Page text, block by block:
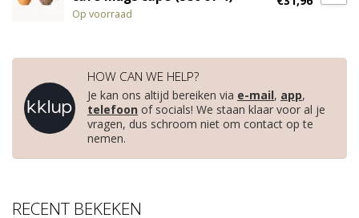
Op voorraad
HOW CAN WE HELP?
Je kan ons altijd bereiken via e-mail, app,
telefoon of socials! We staan klaar voor al je
vragen, dus schroom niet om contact op te
nemen.
RECENT BEKEKEN